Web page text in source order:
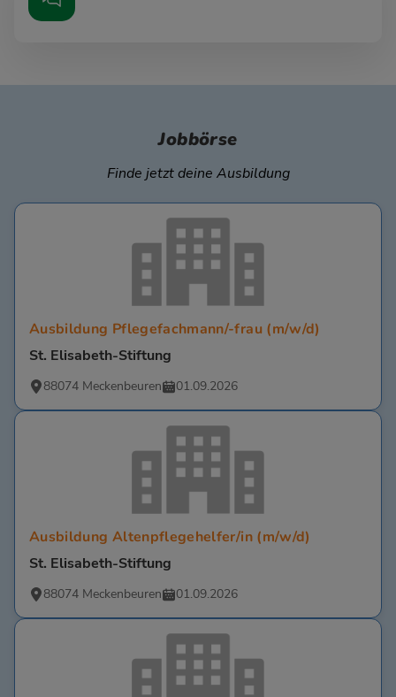
Jobbörse
Finde jetzt deine Ausbildung
Ausbildung Pflegefachmann/-frau (m/w/d)
St. Elisabeth-Stiftung
88074 Meckenbeuren 01.09.2026
Ausbildung Altenpflegehelfer/in (m/w/d)
St. Elisabeth-Stiftung
88074 Meckenbeuren 01.09.2026